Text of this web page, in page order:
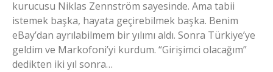
kurucusu Niklas Zennström sayesinde. Ama tabii
istemek başka, hayata geçirebilmek başka. Benim
eBay’dan ayrılabilmem bir yılımı aldı. Sonra Türkiye’ye
geldim ve Markofoni’yi kurdum. “Girişimci olacağım”
dedikten iki yıl sonra…